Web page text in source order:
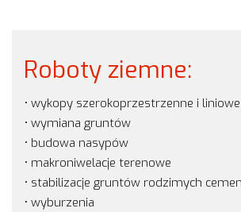
Roboty ziemne:
• wykopy szerokoprzestrzenne i liniowe
• wymiana gruntów
• budowa nasypów
• makroniwelacje terenowe
• stabilizacje gruntów rodzimych
• wyburzenia